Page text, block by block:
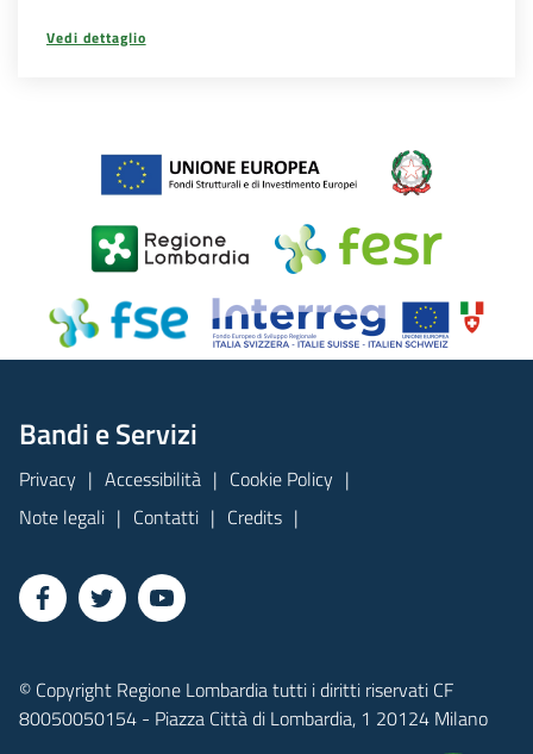
Vedi dettaglio
Bandi e Servizi
Privacy Accessibilità
Cookie Policy
Note legali
Contatti Credits
© Copyright Regione Lombardia tutti i diritti riservati CF
80050050154 - Piazza Città di Lombardia, 1 20124 Milano